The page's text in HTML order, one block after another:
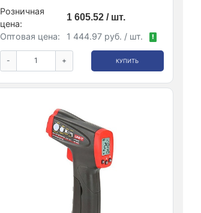
Розничная
цена:
1 605.52 / шт.
Оптовая цена:
1 444.97 руб. / шт. !
- + КУПИТЬ